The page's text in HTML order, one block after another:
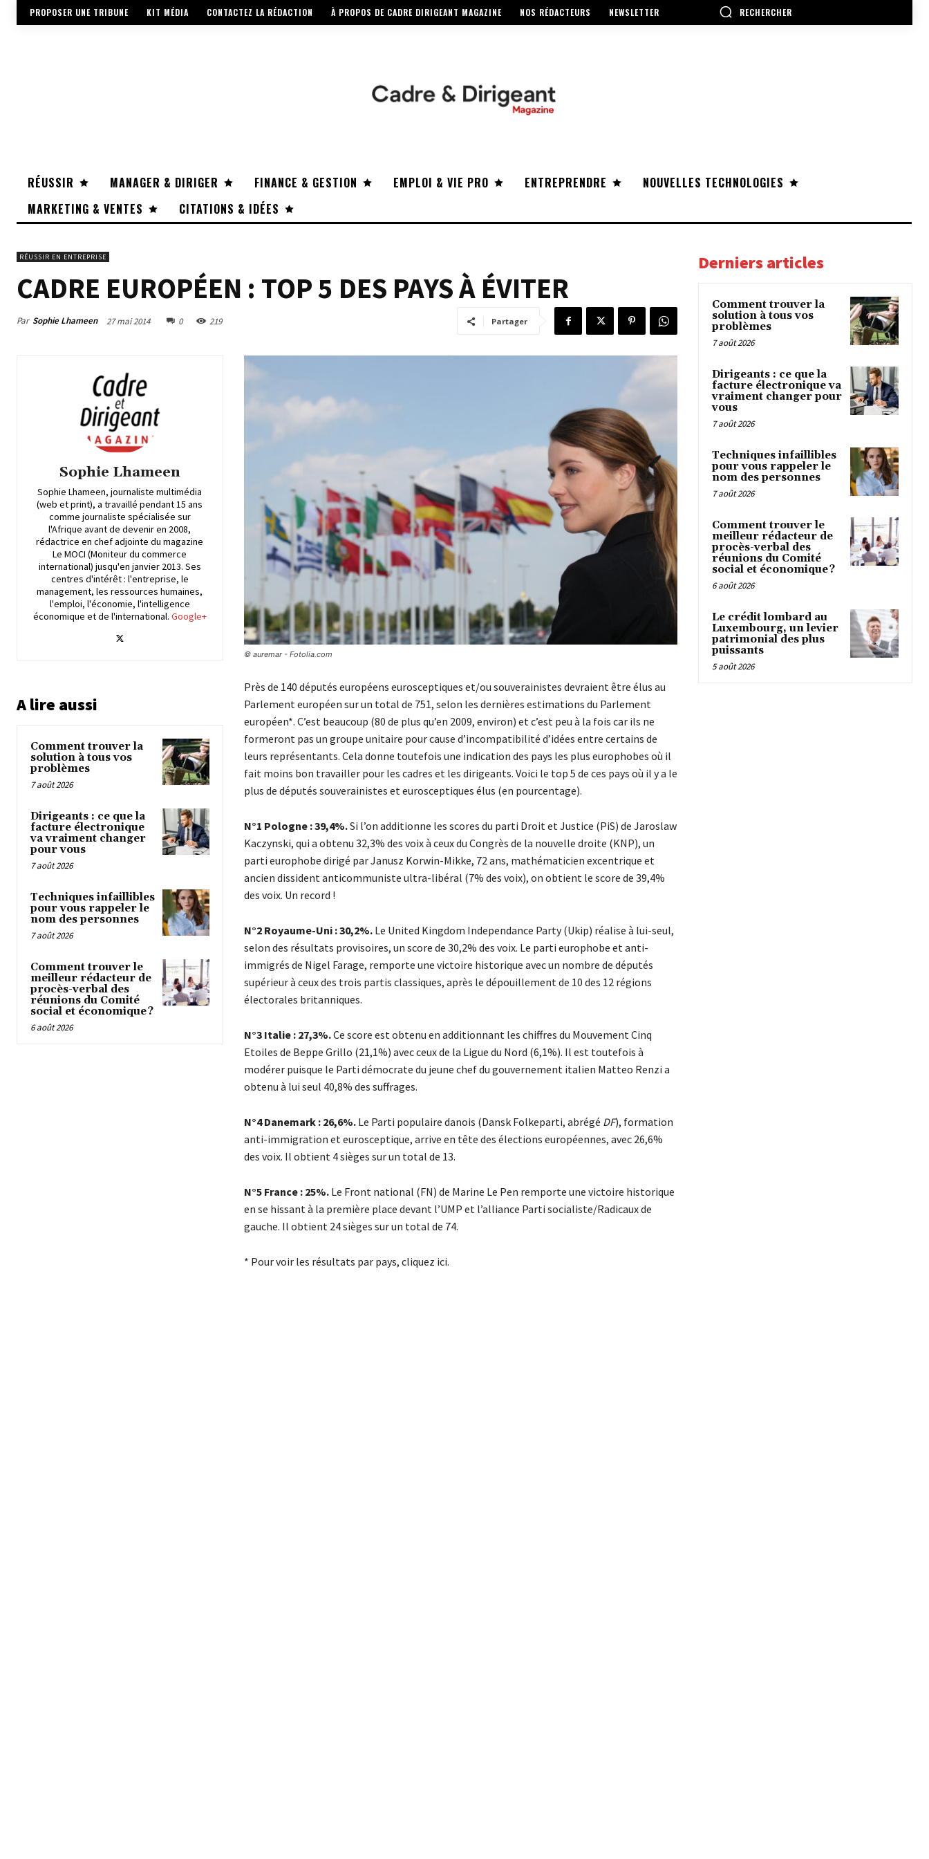
PROPOSER UNE TRIBUNE KIT MÉDIA CONTACTEZ LA RÉDACTION À PROPOS DE CADRE DIRIGEANT MAGAZINE NOS RÉDACTEURS NEWSLETTER RECHERCHER
RÉUSSIR MANAGER & DIRIGER FINANCE & GESTION EMPLOI & VIE PRO ENTREPRENDRE
NOUVELLES TECHNOLOGIES
MARKETING & VENTES
CITATIONS & IDÉES
RÉUSSIR EN ENTREPRISE
CADRE EUROPÉEN : TOP 5 DES PAYS À ÉVITER
Par Sophie Lhameen 27 mai 2014 0 219 Partager
Sophie Lhameen
Sophie Lhameen, journaliste multimédia
(web et print), a travaillé pendant 15 ans
comme journaliste spécialisée sur
l'Afrique avant de devenir en 2008,
rédactrice en chef adjointe du magazine
Le MOCI (Moniteur du commerce
international) jusqu'en janvier 2013. Ses
centres d'intérêt : l'entreprise, le
management, les ressources humaines,
l'emploi, l'économie, l'intelligence
économique et de l'international. Google+
A lire aussi
Comment trouver la
solution à tous vos
problèmes
7 août 2026
Dirigeants : ce que la
facture électronique
va vraiment changer
pour vous
7 août 2026
Techniques infaillibles
pour vous rappeler le
nom des personnes
7 août 2026
Comment trouver le
meilleur rédacteur de
procès-verbal des
réunions du Comité
social et économique ?
6 août 2026
© auremar - Fotolia.com
Près de 140 députés européens eurosceptiques et/ou souverainistes devraient être élus au
Parlement européen sur un total de 751, selon les dernières estimations du Parlement
européen*. C’est beaucoup (80 de plus qu’en 2009, environ) et c’est peu à la fois car ils ne
formeront pas un groupe unitaire pour cause d’incompatibilité d’idées entre certains de
leurs représentants. Cela donne toutefois une indication des pays les plus europhobes où il
fait moins bon travailler pour les cadres et les dirigeants. Voici le top 5 de ces pays où il y a le
plus de députés souverainistes et eurosceptiques élus (en pourcentage).
N°1 Pologne : 39,4%.Si l’on additionne les scores du parti Droit et Justice (PiS) de Jaroslaw
Kaczynski, qui a obtenu 32,3% des voix à ceux du Congrès de la nouvelle droite (KNP), un
parti europhobe dirigé par Janusz Korwin-Mikke, 72 ans, mathématicien excentrique et
ancien dissident anticommuniste ultra-libéral (7% des voix), on obtient le score de 39,4%
des voix. Un record !
N°2 Royaume-Uni : 30,2%. Le United Kingdom Independance Party (Ukip) réalise à lui-seul,
selon des résultats provisoires, un score de 30,2% des voix. Le parti europhobe et anti-
immigrés de Nigel Farage, remporte une victoire historique avec un nombre de députés
supérieur à ceux des trois partis classiques, après le dépouillement de 10 des 12 régions
électorales britanniques.
N°3 Italie : 27,3%.Ce score est obtenu en additionnant les chiffres du Mouvement Cinq
Etoiles de Beppe Grillo (21,1%) avec ceux de la Ligue du Nord (6,1%). Il est toutefois à
modérer puisque le Parti démocrate du jeune chef du gouvernement italien Matteo Renzi a
obtenu à lui seul 40,8% des suffrages.
N°4 Danemark : 26,6%. Le Parti populaire danois (Dansk Folkeparti, abrégé DF), formation
anti-immigration et eurosceptique, arrive en tête des élections européennes, avec 26,6%
des voix. Il obtient 4 sièges sur un total de 13.
N°5 France : 25%. Le Front national (FN) de Marine Le Pen remporte une victoire historique
en se hissant à la première place devant l’UMP et l’alliance Parti socialiste/Radicaux de
gauche. Il obtient 24 sièges sur un total de 74.
* Pour voir les résultats par pays, cliquez ici.
Derniers articles
Comment trouver la
solution à tous vos
problèmes
7 août 2026
Dirigeants : ce que la
facture électronique va
vraiment changer pour
vous
7 août 2026
Techniques infaillibles
pour vous rappeler le
nom des personnes
7 août 2026
Comment trouver le
meilleur rédacteur de
procès-verbal des
réunions du Comité
social et économique ?
6 août 2026
Le crédit lombard au
Luxembourg, un levier
patrimonial des plus
puissants
5 août 2026